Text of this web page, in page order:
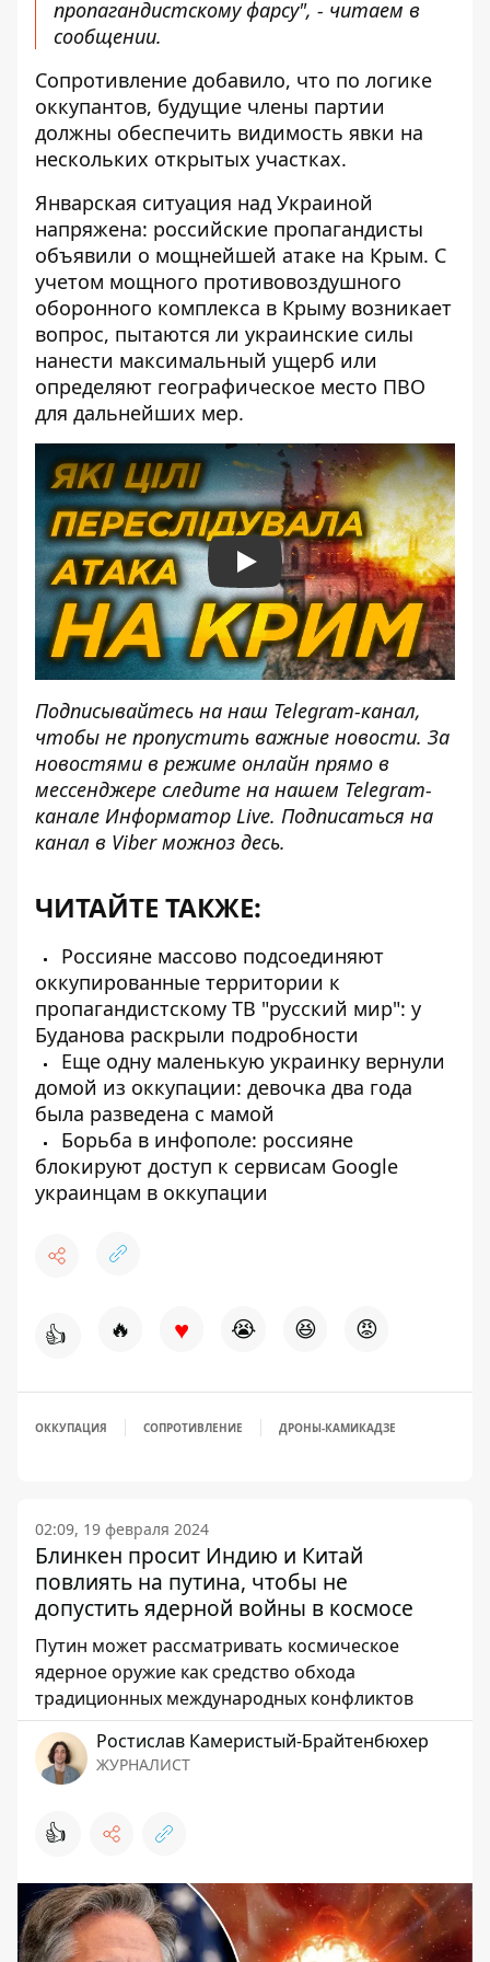
пропагандистскому фарсу", - читаем в
сообщении.
Сопротивление добавило, что по логике
оккупантов, будущие члены партии
должны обеспечить видимость явки на
нескольких открытых участках.
Январская ситуация над Украиной
напряжена: российские пропагандисты
объявили о мощнейшей атаке на Крым. С
учетом мощного противовоздушного
оборонного комплекса в Крыму возникает
вопрос, пытаются ли украинские силы
нанести максимальный ущерб или
определяют географическое место ПВО
для дальнейших мер.
Play
Подписывайтесь на наш Telegram-канал,
чтобы не пропустить важные новости. За
новостями в режиме онлайн прямо в
мессенджере следите на нашем Telegram-
канале Информатор Live. Подписаться на
канал в Viber можноз десь.
ЧИТАЙТЕ ТАКЖЕ:
Россияне массово подсоединяют
оккупированные территории к
пропагандистскому ТВ "русский мир": у
Буданова раскрыли подробности
Еще одну маленькую украинку вернули
домой из оккупации: девочка два года
была разведена с мамой
Борьба в инфополе: россияне
блокируют доступ к сервисам Google
украинцам в оккупации
👍 🔥 ♥ 😭 😆 😡
ОККУПАЦИЯ СОПРОТИВЛЕНИЕ ДРОНЫ-КАМИКАДЗЕ
02:09, 19 февраля 2024
Блинкен просит Индию и Китай
повлиять на путина, чтобы не
допустить ядерной войны в космосе
Путин может рассматривать космическое
ядерное оружие как средство обхода
традиционных международных конфликтов
Ростислав Камеристый-Брайтенбюхер
ЖУРНАЛИСТ
👍